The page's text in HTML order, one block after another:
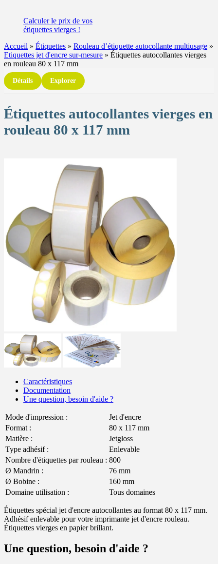
Calculerle prix de vos
étiquettes vierges !
Accueil » Étiquettes » Rouleau d’étiquette autocollante multiusage »
Etiquettes jet d'encre sur-mesure » Étiquettes autocollantes vierges
en rouleau 80 x 117 mm
Détails Explorer
Étiquettes autocollantes vierges en
rouleau 80 x 117 mm
Caractéristiques
Documentation
Une question, besoin d'aide ?
Mode d'impression :
Jet d'encre
Format :
80 x 117 mm
Matière :
Jetgloss
Type adhésif :
Enlevable
Nombre d'étiquettes par rouleau : 800
Ø Mandrin :
76 mm
Ø Bobine :
160 mm
Domaine utilisation :
Tous domaines
Étiquettes spécial jet d'encre autocollantes au format 80 x 117 mm.
Adhésif enlevable pour votre imprimante jet d'encre rouleau.
Étiquettes vierges en papier brillant.
Une question, besoin d'aide ?